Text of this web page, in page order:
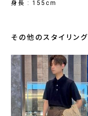
身長 : 155cm
その他のスタイリング